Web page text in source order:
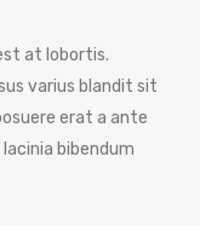
at lobortis.
varius blandit sit
erat a ante
bibendum